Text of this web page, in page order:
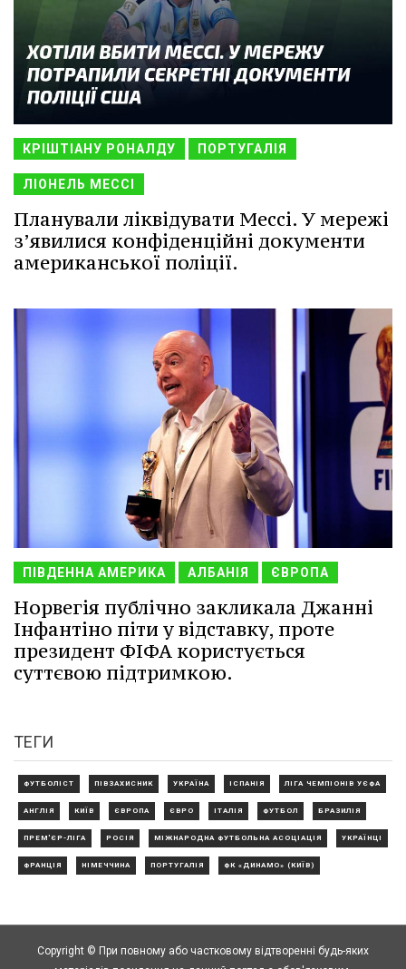
КРІШТІАНУ РОНАЛДУ ПОРТУГАЛІЯ
ЛІОНЕЛЬ МЕССІ
Планували ліквідувати Мессі. У мережі
з’явилися конфіденційні документи
американської поліції.
ПІВДЕННА АМЕРИКА АЛБАНІЯ ЄВРОПА
Норвегія публічно закликала Джанні
Інфантіно піти у відставку, проте
президент ФІФА користується
суттєвою підтримкою.
ТЕГИ
ФУТБОЛІСТ ПІВЗАХИСНИК УКРАЇНА ІСПАНІЯ ЛІГА ЧЕМПІОНІВ УЄФА
АНГЛІЯ КИЇВ ЄВРОПА ЄВРО ІТАЛІЯ ФУТБОЛ БРАЗИЛІЯ
ПРЕМ'ЄР-ЛІГА РОСІЯ МІЖНАРОДНА ФУТБОЛЬНА АСОЦІАЦІЯ УКРАЇНЦІ
ФРАНЦІЯ НІМЕЧЧИНА ПОРТУГАЛІЯ ФК «ДИНАМО» (КИЇВ)
Copyright © При повному або частковому відтворенні будь-яких